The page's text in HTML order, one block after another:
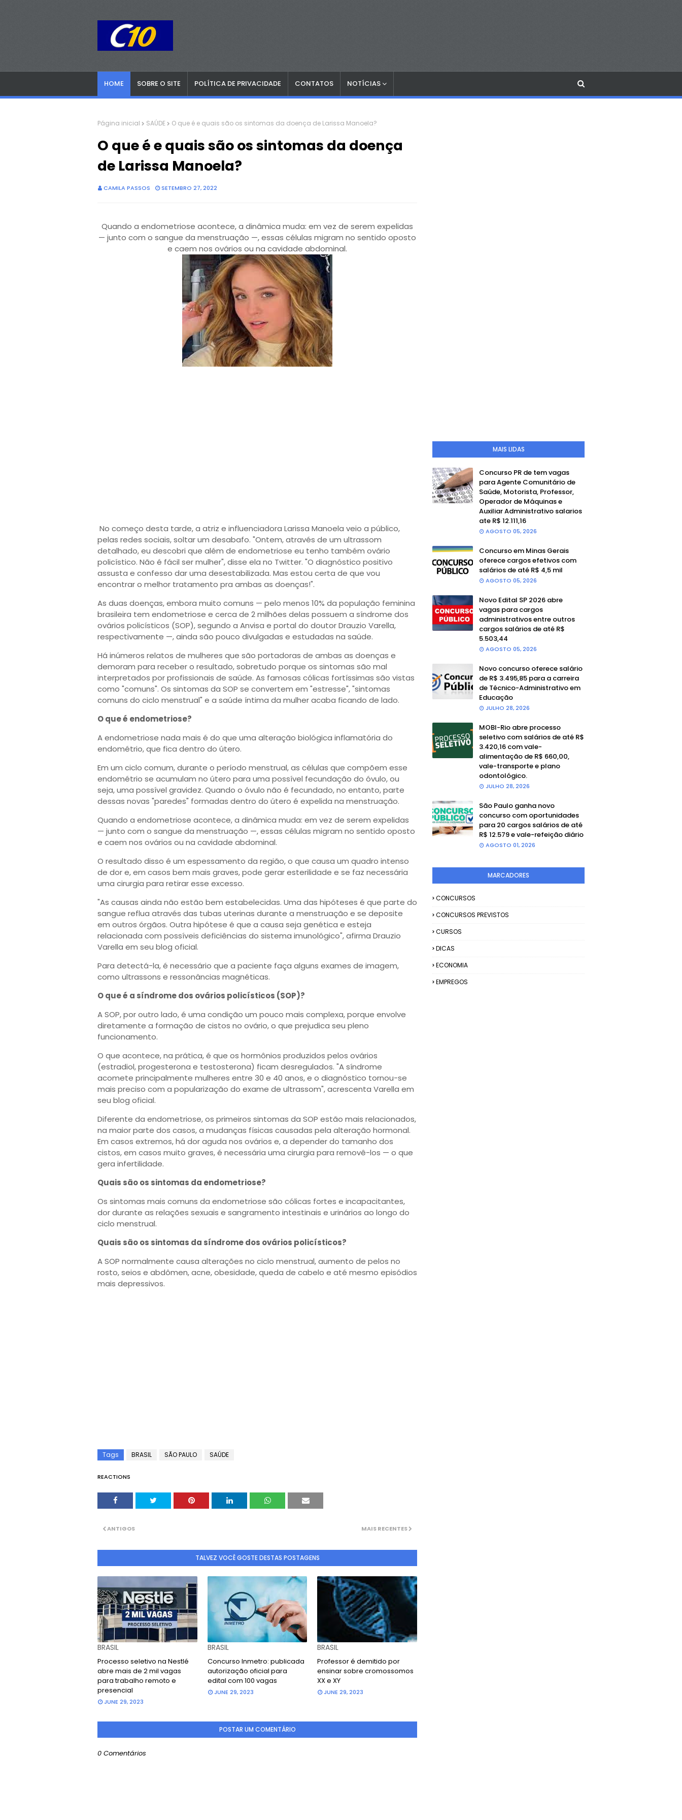
HOME SOBRE O SITE POLÍTICA DE PRIVACIDADE CONTATOS NOTÍCIAS
Página inicial SAÚDE O que é e quais são os sintomas da doença de Larissa Manoela?
O que é e quais são os sintomas da doença
de Larissa Manoela?
CAMILA PASSOS SETEMBRO 27, 2022
Quando a endometriose acontece, a dinâmica muda: em vez de serem expelidas
— junto com o sangue da menstruação —, essas células migram no sentido oposto
e caem nos ovários ou na cavidade abdominal.
No começo desta tarde, a atriz e influenciadora Larissa Manoela veio a público,
pelas redes sociais, soltar um desabafo. "Ontem, através de um ultrassom
detalhado, eu descobri que além de endometriose eu tenho também ovário
policístico. Não é fácil ser mulher", disse ela no Twitter. "O diagnóstico positivo
assusta e confesso dar uma desestabilizada. Mas estou certa de que vou
encontrar o melhor tratamento pra ambas as doenças!".
As duas doenças, embora muito comuns — pelo menos 10% da população feminina
brasileira tem endometriose e cerca de 2 milhões delas possuem a síndrome dos
ovários policísticos (SOP), segundo a Anvisa e portal do doutor Drauzio Varella,
respectivamente —, ainda são pouco divulgadas e estudadas na saúde.
Há inúmeros relatos de mulheres que são portadoras de ambas as doenças e
demoram para receber o resultado, sobretudo porque os sintomas são mal
interpretados por profissionais de saúde. As famosas cólicas fortíssimas são vistas
como "comuns". Os sintomas da SOP se convertem em "estresse", "sintomas
comuns do ciclo menstrual" e a saúde íntima da mulher acaba ficando de lado.
O que é endometriose?
A endometriose nada mais é do que uma alteração biológica inflamatória do
endométrio, que fica dentro do útero.
Em um ciclo comum, durante o período menstrual, as células que compõem esse
endométrio se acumulam no útero para uma possível fecundação do óvulo, ou
seja, uma possível gravidez. Quando o óvulo não é fecundado, no entanto, parte
dessas novas "paredes" formadas dentro do útero é expelida na menstruação.
Quando a endometriose acontece, a dinâmica muda: em vez de serem expelidas
— junto com o sangue da menstruação —, essas células migram no sentido oposto
e caem nos ovários ou na cavidade abdominal.
O resultado disso é um espessamento da região, o que causa um quadro intenso
de dor e, em casos bem mais graves, pode gerar esterilidade e se faz necessária
uma cirurgia para retirar esse excesso.
"As causas ainda não estão bem estabelecidas. Uma das hipóteses é que parte do
sangue reflua através das tubas uterinas durante a menstruação e se deposite
em outros órgãos. Outra hipótese é que a causa seja genética e esteja
relacionada com possíveis deficiências do sistema imunológico", afirma Drauzio
Varella em seu blog oficial.
Para detectá-la, é necessário que a paciente faça alguns exames de imagem,
como ultrassons e ressonâncias magnéticas.
O que é a síndrome dos ovários policísticos (SOP)?
A SOP, por outro lado, é uma condição um pouco mais complexa, porque envolve
diretamente a formação de cistos no ovário, o que prejudica seu pleno
funcionamento.
O que acontece, na prática, é que os hormônios produzidos pelos ovários
(estradiol, progesterona e testosterona) ficam desregulados. "A síndrome
acomete principalmente mulheres entre 30 e 40 anos, e o diagnóstico tornou-se
mais preciso com a popularização do exame de ultrassom", acrescenta Varella em
seu blog oficial.
Diferente da endometriose, os primeiros sintomas da SOP estão mais relacionados,
na maior parte dos casos, a mudanças físicas causadas pela alteração hormonal.
Em casos extremos, há dor aguda nos ovários e, a depender do tamanho dos
cistos, em casos muito graves, é necessária uma cirurgia para removê-los — o que
gera infertilidade.
Quais são os sintomas da endometriose?
Os sintomas mais comuns da endometriose são cólicas fortes e incapacitantes,
dor durante as relações sexuais e sangramento intestinais e urinários ao longo do
ciclo menstrual.
Quais são os sintomas da síndrome dos ovários policísticos?
A SOP normalmente causa alterações no ciclo menstrual, aumento de pelos no
rosto, seios e abdômen, acne, obesidade, queda de cabelo e até mesmo episódios
mais depressivos.
Tags BRASIL SÃO PAULO SAÚDE
REACTIONS
MAIS RECENTES
ANTIGOS
TALVEZ VOCÊ GOSTE DESTAS POSTAGENS
BRASIL
Processo seletivo na Nestlé
abre mais de 2 mil vagas
para trabalho remoto e
presencial
JUNE 29, 2023
BRASIL
Concurso Inmetro: publicada
autorização oficial para
edital com 100 vagas
JUNE 29, 2023
BRASIL
Professor é demitido por
ensinar sobre cromossomos
XX e XY
JUNE 29, 2023
POSTAR UM COMENTÁRIO
0 Comentários
MAIS LIDAS
Concurso PR de tem vagas
para Agente Comunitário de
Saúde, Motorista, Professor,
Operador de Máquinas e
Auxiliar Administrativo salarios
ate R$ 12.111,16
AGOSTO 05, 2026
Concurso em Minas Gerais
oferece cargos efetivos com
salários de até R$ 4,5 mil
AGOSTO 05, 2026
Novo Edital SP 2026 abre
vagas para cargos
administrativos entre outros
cargos salários de até R$
5.503,44
AGOSTO 05, 2026
Novo concurso oferece salário
de R$ 3.495,85 para a carreira
de Técnico-Administrativo em
Educação
JULHO 28, 2026
MOBI-Rio abre processo
seletivo com salários de até R$
3.420,16 com vale-
alimentação de R$ 660,00,
vale-transporte e plano
odontológico.
JULHO 28, 2026
São Paulo ganha novo
concurso com oportunidades
para 20 cargos salários de até
R$ 12.579 e vale-refeição diário
AGOSTO 01, 2026
MARCADORES
CONCURSOS
CONCURSOS PREVISTOS
CURSOS
DICAS
ECONOMIA
EMPREGOS